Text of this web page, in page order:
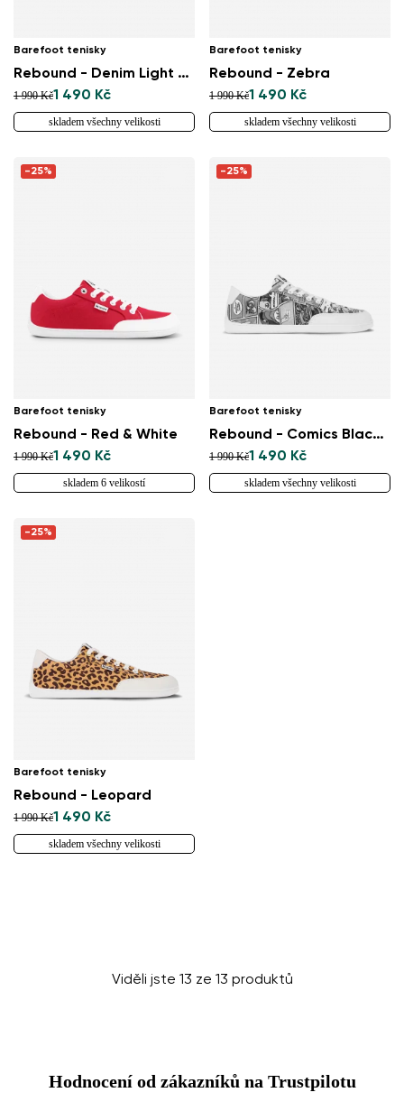
Vyberte zemi dodání
Barefoot tenisky
Rebound - Denim Light Blue
1 990 Kč1 490 Kč
skladem všechny velikosti
Barefoot tenisky
Rebound - Zebra
1 990 Kč1 490 Kč
skladem všechny velikosti
-25%
Barefoot tenisky
Rebound - Red & White
1 990 Kč1 490 Kč
skladem 6 velikostí
-25%
Barefoot tenisky
Rebound - Comics Black & White
1 990 Kč1 490 Kč
skladem všechny velikosti
-25%
Barefoot tenisky
Rebound - Leopard
1 990 Kč1 490 Kč
skladem všechny velikosti
Viděli jste 13 ze 13 produktů
Hodnocení od zákazníků na Trustpilotu